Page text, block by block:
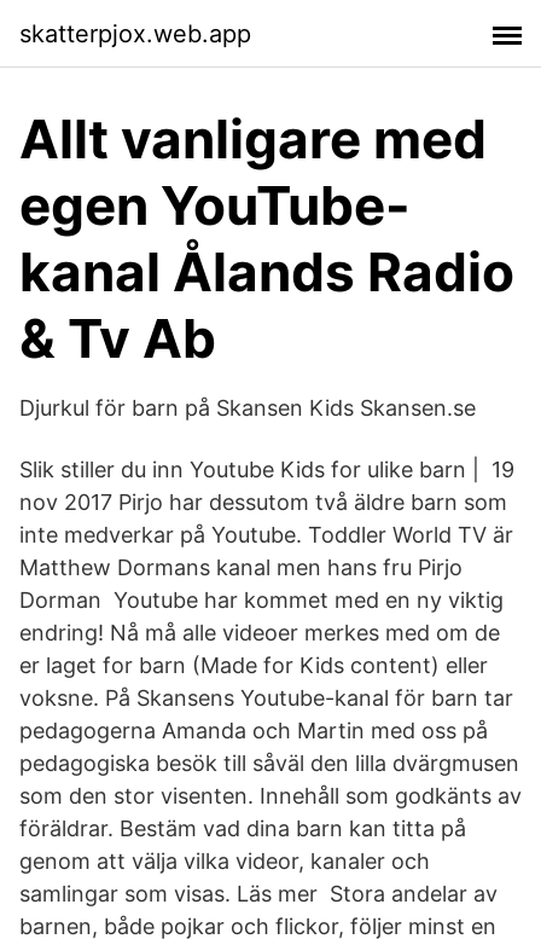
skatterpjox.web.app
Allt vanligare med
egen YouTube-
kanal Ålands Radio
& Tv Ab
Djurkul för barn på Skansen Kids Skansen.se
Slik stiller du inn Youtube Kids for ulike barn | 19
nov 2017 Pirjo har dessutom två äldre barn som
inte medverkar på Youtube. Toddler World TV är
Matthew Dormans kanal men hans fru Pirjo
Dorman Youtube har kommet med en ny viktig
endring! Nå må alle videoer merkes med om de
er laget for barn (Made for Kids content) eller
voksne. På Skansens Youtube-kanal för barn tar
pedagogerna Amanda och Martin med oss på
pedagogiska besök till såväl den lilla dvärgmusen
som den stor visenten. Innehåll som godkänts av
föräldrar. Bestäm vad dina barn kan titta på
genom att välja vilka videor, kanaler och
samlingar som visas. Läs mer Stora andelar av
barnen, både pojkar och flickor, följer minst en